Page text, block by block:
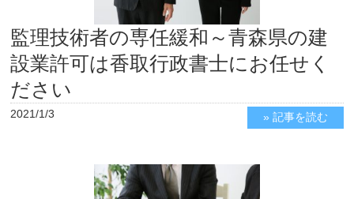
監理技術者の専任緩和～青森県の建
設業許可は香取行政書士にお任せく
ださい
2021/1/3 » 記事を読む